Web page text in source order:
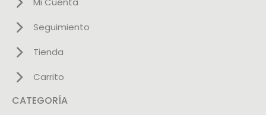
Seguimiento
Tienda
Carrito
CATEGORÍA